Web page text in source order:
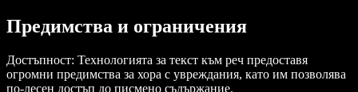
Предимства и ограничения
Достъпност: Технологията за текст към реч предоставя
огромни предимства за хора с увреждания, като им позволява
по-лесен достъп до писмено съдържание.